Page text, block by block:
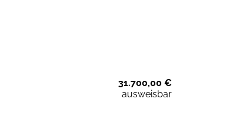
31.700,00 €
ausweisbar